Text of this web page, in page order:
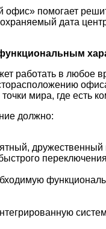
офис» помогает
дата
работать в любое
мира, где есть
должно: